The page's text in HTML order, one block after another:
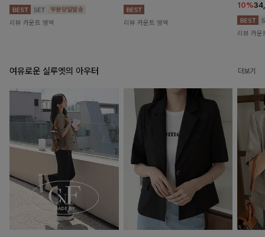
리뷰 카운트 영역 리뷰 카운트 영역
10%
리뷰 카운
여유로운 실루엣의 아우터 더보기